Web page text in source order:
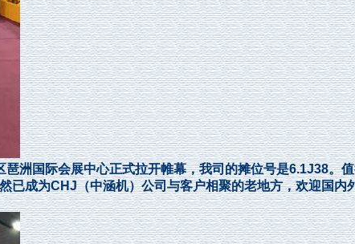
国际会展中心正式拉开帷幕，我司的摊位号是6.1J38。
已成为CHJ（中涵机）公司与客户相聚的老地方，欢迎国内